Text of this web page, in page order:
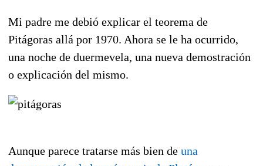
Mi padre me debió explicar el teorema de
Pitágoras allá por 1970. Ahora se le ha ocurrido,
una noche de duermevela, una nueva demostración
o explicación del mismo.
Aunque parece tratarse más bien de una